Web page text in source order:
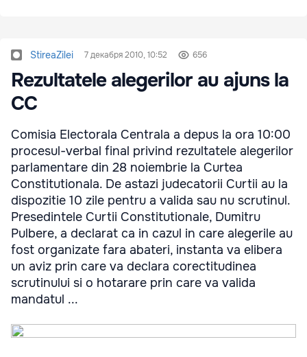
StireaZilei 7 декабря 2010, 10:52 656
Rezultatele alegerilor au ajuns la
CC
Comisia Electorala Centrala a depus la ora 10:00
procesul-verbal final privind rezultatele alegerilor
parlamentare din 28 noiembrie la Curtea
Constitutionala. De astazi judecatorii Curtii au la
dispozitie 10 zile pentru a valida sau nu scrutinul.
Presedintele Curtii Constitutionale, Dumitru
Pulbere, a declarat ca in cazul in care alegerile au
fost organizate fara abateri, instanta va elibera
un aviz prin care va declara corectitudinea
scrutinului si o hotarare prin care va valida
mandatul ...